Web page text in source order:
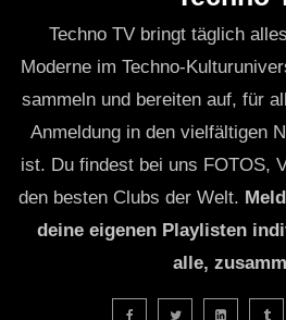
Techno TV bringt täglich
Moderne im Techno-
sammeln und bereiten auf, für
Anmeldung in den vielfältigen
ist. Du findest bei uns FOTOS,
den besten Clubs der Welt.
deine eigenen Playlisten
alle,